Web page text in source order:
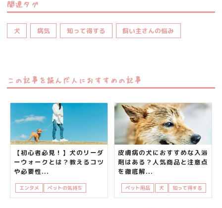
関連タグ
犬 病気 知って得する 飼い主さんの悩み
この記事を読んだ人におすすめの記事
【初心者必見！】犬のリーダ
ーウォークとは？教えるコツ
や必要性...
エンタメ ペットの気持ち 知って得する
皮膚病の犬におすすめな入浴
剤はある？人気商品と注意点
を徹底解...
ペット用品 犬 知って得する